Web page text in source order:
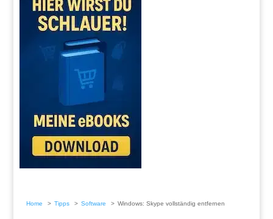
Home Tipps Software Windows: Skype vollständig entfernen